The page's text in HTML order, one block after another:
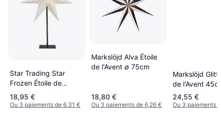
Star Trading Star
Frozen Étoile de
l'Avent 80cm
18,95 €
Ou 3 paiements de 6,31 €
Markslöjd Alva Étoile
de l'Avent ∅ 75cm
18,80 €
Ou 3 paiements de 6,26 €
Markslöjd
de l'Avent
24,55 €
Ou 3 paiements